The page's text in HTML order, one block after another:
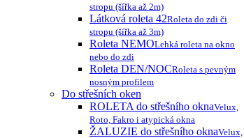
stropu (šířka až 2m)
Látková roleta 42Roleta do zdi či
stropu (šířka až 3m)
Roleta NEMOLehká roleta na okno
nebo do zdi
Roleta DEN/NOCRoleta s pevným
nosným profilem
Do střešních oken
ROLETA do střešního oknaVelux,
Roto, Fakro i atypická okna
ŽALUZIE do střešního oknaVelux,